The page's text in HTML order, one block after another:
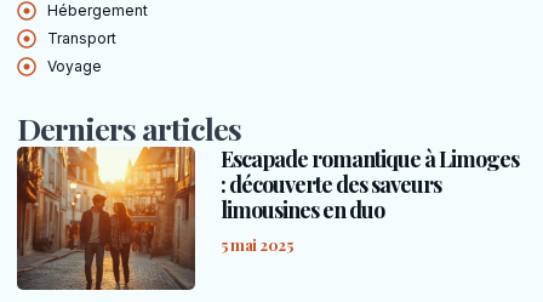
Hébergement
Transport
Voyage
Derniers articles
Escapade romantique à Limoges
: découverte des saveurs
limousines en duo
5 mai 2025